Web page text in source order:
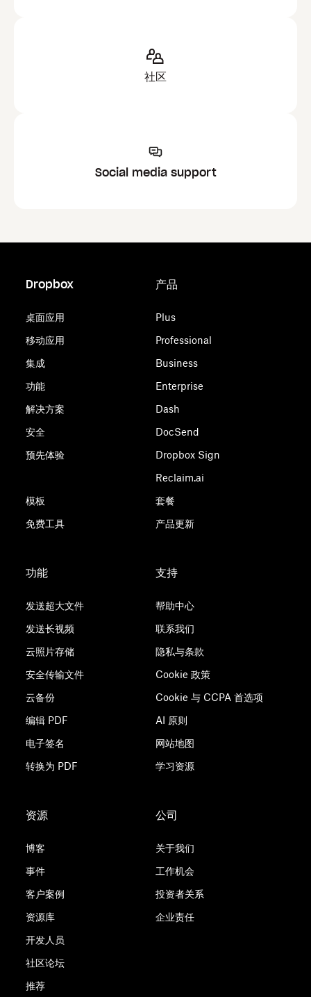
社区
Social media support
Dropbox
桌面应用
移动应用
集成
功能
解决方案
安全
预先体验
模板
免费工具
产品
Plus
Professional
Business
Enterprise
Dash
DocSend
Dropbox Sign
Reclaim.ai
套餐
产品更新
功能
发送超大文件
发送长视频
云照片存储
安全传输文件
云备份
编辑 PDF
电子签名
转换为 PDF
支持
帮助中心
联系我们
隐私与条款
Cookie 政策
Cookie 与 CCPA 首选项
AI 原则
网站地图
学习资源
资源
博客
事件
客户案例
资源库
开发人员
社区论坛
推荐
公司
关于我们
工作机会
投资者关系
企业责任